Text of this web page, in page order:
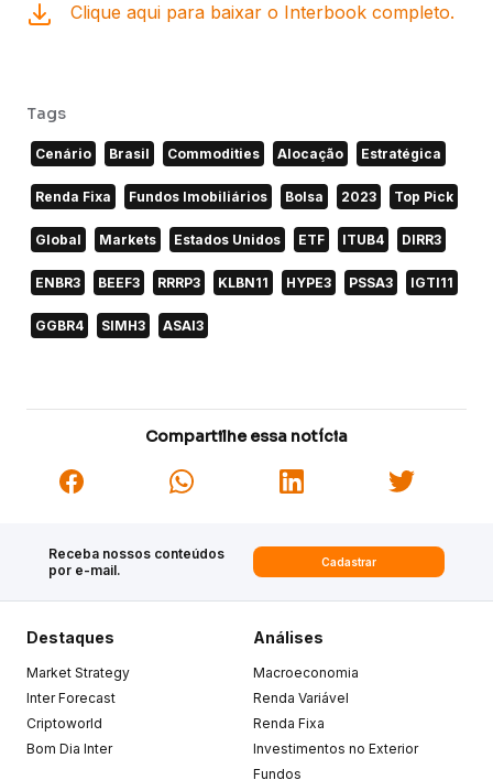
Clique aqui para baixar o Interbook completo.
Tags
Cenário Brasil Commodities Alocação Estratégica
Renda Fixa Fundos Imobiliários Bolsa 2023 Top Pick
Global Markets Estados Unidos ETF ITUB4 DIRR3
ENBR3 BEEF3 RRRP3 KLBN11 HYPE3 PSSA3 IGTI11
GGBR4 SIMH3 ASAI3
Compartilhe essa notícia
Receba nossos conteúdos
por e-mail.
Cadastrar
Destaques
Market Strategy
Inter Forecast
Criptoworld
Bom Dia Inter
Análises
Macroeconomia
Renda Variável
Renda Fixa
Investimentos no Exterior
Fundos